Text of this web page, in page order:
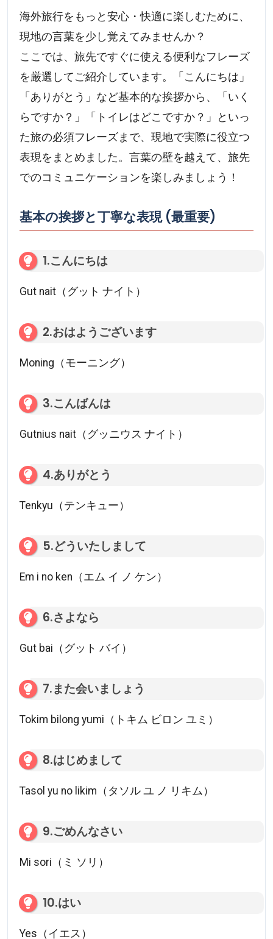
海外旅行をもっと安心・快適に楽しむために、
現地の言葉を少し覚えてみませんか？
ここでは、旅先ですぐに使える便利なフレーズ
を厳選してご紹介しています。「こんにちは」
「ありがとう」など基本的な挨拶から、「いく
らですか？」「トイレはどこですか？」といっ
た旅の必須フレーズまで、現地で実際に役立つ
表現をまとめました。言葉の壁を越えて、旅先
でのコミュニケーションを楽しみましょう！
基本の挨拶と丁寧な表現 (最重要)
1.こんにちは
Gut nait（グット ナイト）
2.おはようございます
Moning（モーニング）
3.こんばんは
Gutnius nait（グッニウス ナイト）
4.ありがとう
Tenkyu（テンキュー）
5.どういたしまして
Em i no ken（エム イ ノ ケン）
6.さよなら
Gut bai（グット バイ）
7.また会いましょう
Tokim bilong yumi（トキム ビロン ユミ）
8.はじめまして
Tasol yu no likim（タソル ユ ノ リキム）
9.ごめんなさい
Mi sori（ミ ソリ）
10.はい
Yes（イエス）